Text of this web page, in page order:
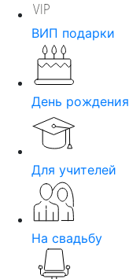
ВИП подарки
День рождения
Для учителей
На свадьбу